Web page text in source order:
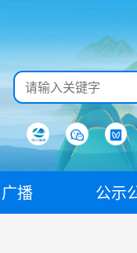
广播 公示